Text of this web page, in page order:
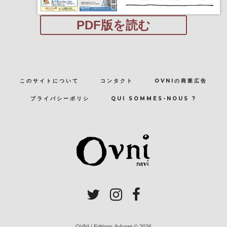
PDF版を読む
このサイトについて コンタクト OVNIの商業広告
プライバシーポリシ QUI SOMMES-NOUS ?